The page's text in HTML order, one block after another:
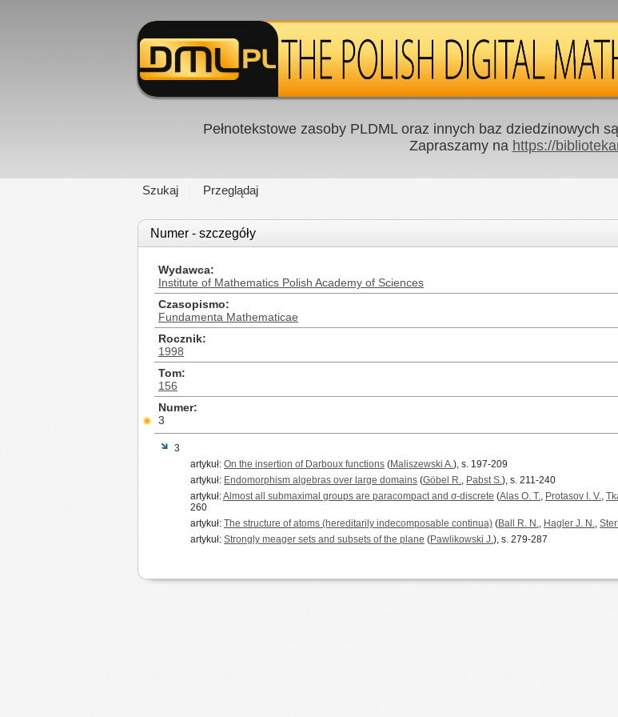
Pełnotekstowe zasoby PLDML oraz innych baz dziedzinowych
Zapraszamy na https://
Szukaj Przeglądaj
Numer - szczegóły
Wydawca
Institute of Mathematics Polish Academy of Sciences
Czasopismo
Fundamenta Mathematicae
Rocznik
1998
Tom
156
Numer
3
3
artykuł: On the insertion of Darboux functions (Maliszewski A.), s. 197-209
artykuł: Endomorphism algebras over large domains (Göbel R., Pabst S.), s. 211-240
artykuł:Almost all submaximal groups are paracompact and σ-discrete (Alas O. T., Protasov I. V.,
260
artykuł: The structure of atoms (hereditarily indecomposable continua) (Ball R. N., Hagler J. N.,
artykuł: Strongly meager sets and subsets of the plane (Pawlikowski J.), s. 279-287